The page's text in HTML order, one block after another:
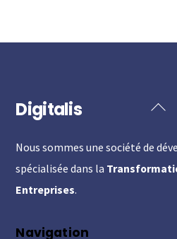
Back
Top
Digitalis
Nous sommes une société de
spécialisée dans la
Entreprises.
Navigation